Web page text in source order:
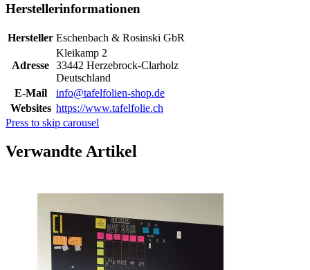
Herstellerinformationen
Hersteller Eschenbach & Rosinski GbR
Adresse
Kleikamp 2
33442 Herzebrock-Clarholz
Deutschland
E-Mail
info@tafelfolien-shop.de
Websites https://www.tafelfolie.ch
Press to skip carousel
Verwandte Artikel